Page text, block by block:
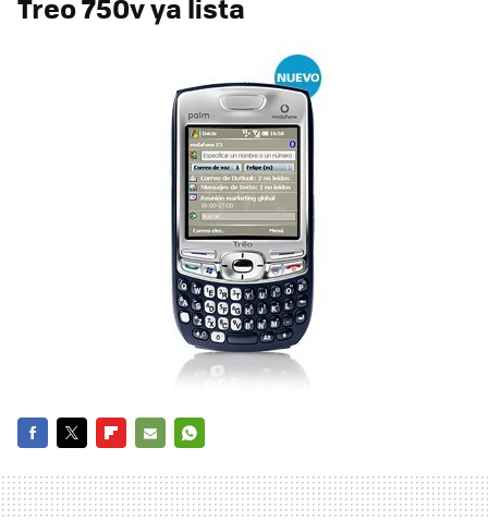
MAIL